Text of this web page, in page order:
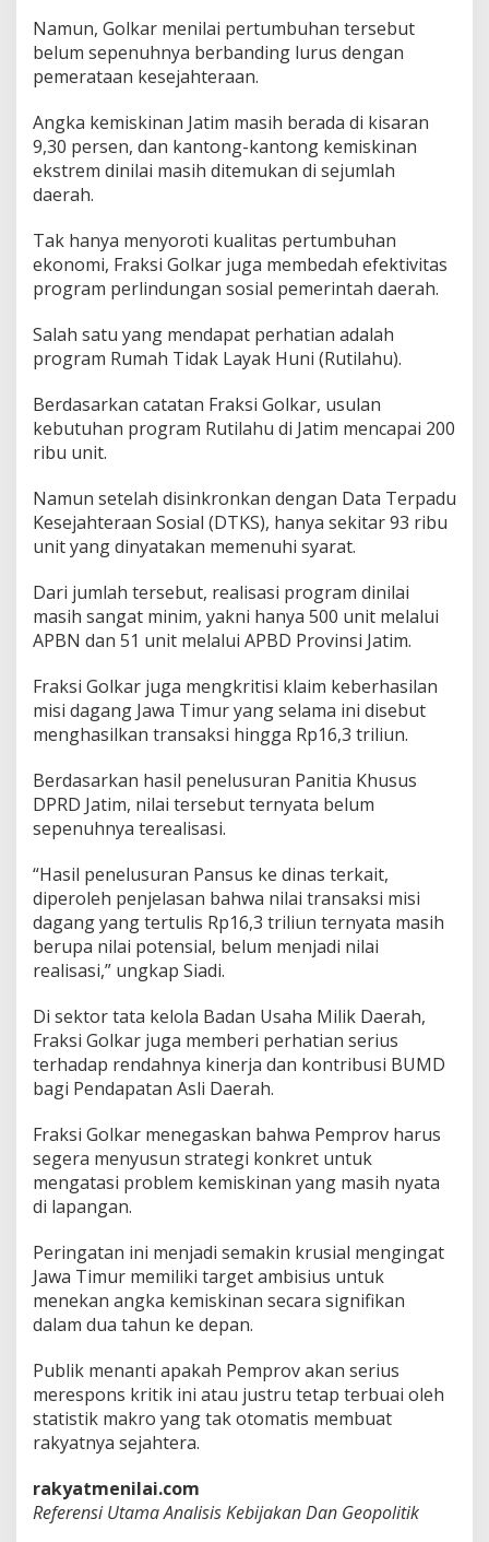
s
k
i
n
n
M
a
N
y
a
Namun, Golkar menilai pertumbuhan tersebut
belum sepenuhnya berbanding lurus dengan
pemerataan kesejahteraan.
Angka kemiskinan Jatim masih berada di kisaran
9,30 persen, dan kantong-kantong kemiskinan
ekstrem dinilai masih ditemukan di sejumlah
daerah.
Tak hanya menyoroti kualitas pertumbuhan
ekonomi, Fraksi Golkar juga membedah efektivitas
program perlindungan sosial pemerintah daerah.
Salah satu yang mendapat perhatian adalah
program Rumah Tidak Layak Huni (Rutilahu).
Berdasarkan catatan Fraksi Golkar, usulan
kebutuhan program Rutilahu di Jatim mencapai 200
ribu unit.
Namun setelah disinkronkan dengan Data Terpadu
Kesejahteraan Sosial (DTKS), hanya sekitar 93 ribu
unit yang dinyatakan memenuhi syarat.
Dari jumlah tersebut, realisasi program dinilai
masih sangat minim, yakni hanya 500 unit melalui
APBN dan 51 unit melalui APBD Provinsi Jatim.
Fraksi Golkar juga mengkritisi klaim keberhasilan
misi dagang Jawa Timur yang selama ini disebut
menghasilkan transaksi hingga Rp16,3 triliun.
Berdasarkan hasil penelusuran Panitia Khusus
DPRD Jatim, nilai tersebut ternyata belum
sepenuhnya terealisasi.
“Hasil penelusuran Pansus ke dinas terkait,
diperoleh penjelasan bahwa nilai transaksi misi
dagang yang tertulis Rp16,3 triliun ternyata masih
berupa nilai potensial, belum menjadi nilai
realisasi,” ungkap Siadi.
Di sektor tata kelola Badan Usaha Milik Daerah,
Fraksi Golkar juga memberi perhatian serius
terhadap rendahnya kinerja dan kontribusi BUMD
bagi Pendapatan Asli Daerah.
Fraksi Golkar menegaskan bahwa Pemprov harus
segera menyusun strategi konkret untuk
mengatasi problem kemiskinan yang masih nyata
di lapangan.
Peringatan ini menjadi semakin krusial mengingat
Jawa Timur memiliki target ambisius untuk
menekan angka kemiskinan secara signifikan
dalam dua tahun ke depan.
Publik menanti apakah Pemprov akan serius
merespons kritik ini atau justru tetap terbuai oleh
statistik makro yang tak otomatis membuat
rakyatnya sejahtera.
rakyatmenilai.com
Referensi Utama Analisis Kebijakan Dan Geopolitik